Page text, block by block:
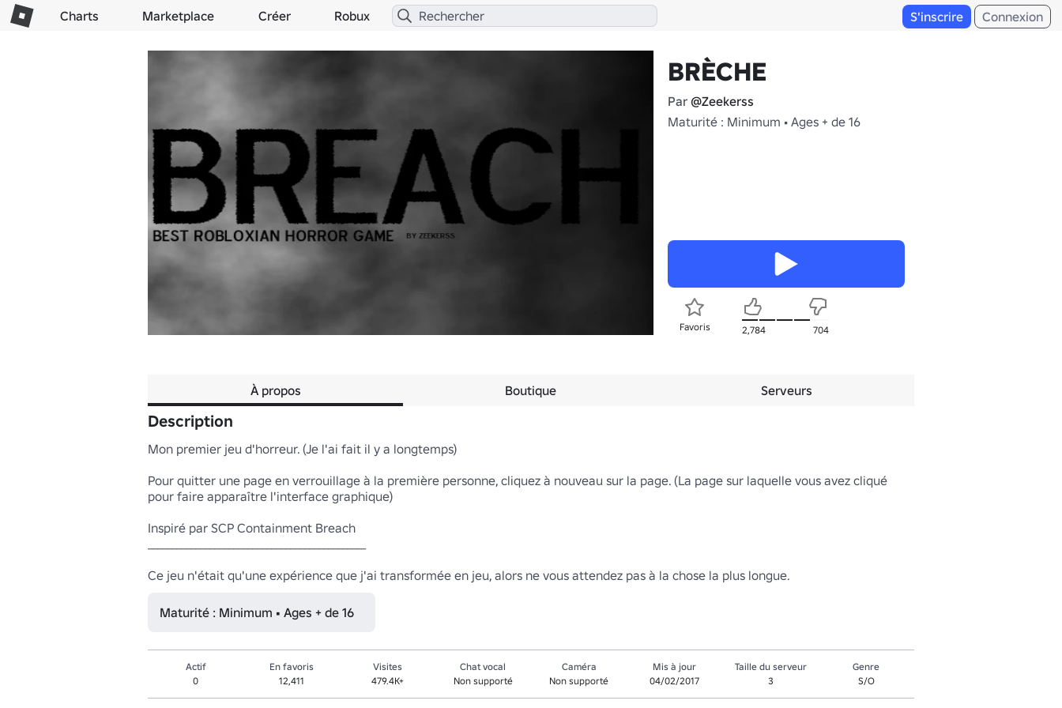
Charts Marketplace Créer Robux S'inscrire Connexion
BRÈCHE
Par @Zeekerss
Maturité : Minimum • Ages + de 16
Favoris 2,784 704
À propos Boutique Serveurs
Description
Mon premier jeu d'horreur. (Je l'ai fait il y a longtemps)
Pour quitter une page en verrouillage à la première personne, cliquez à nouveau sur la page. (La page sur laquelle vous avez cliqué
pour faire apparaître l'interface graphique)
Inspiré par SCP Containment Breach
Ce jeu n'était qu'une expérience que j'ai transformée en jeu, alors ne vous attendez pas à la chose la plus longue.
Maturité : Minimum • Ages + de 16
Actif
0
En favoris
12,411
Visites
479.4K+
Chat vocal
Non supporté
Caméra
Non supporté
Mis à jour
04/02/2017
Taille du serveur
3
Genre
S/O